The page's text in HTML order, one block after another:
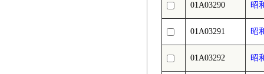
01A03290 昭
01A03291 昭
01A03292 昭